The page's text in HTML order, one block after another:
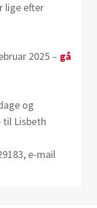
lige efter
2025 – gå
og
til Lisbeth
e-mail